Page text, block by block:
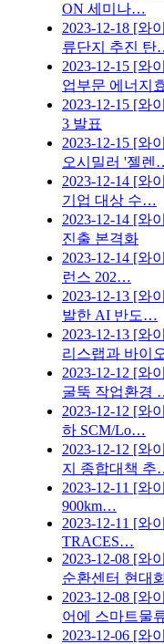
ON 세미나…
2023-12-18 [와
류단지 추진
2023-12-15 [와
업부문 에너지
2023-12-15 [와
3 발표
2023-12-15 [와
오시밀러 '젤렌
2023-12-14 [와
기업 대상 수…
2023-12-14 [와
진출 본격화
2023-12-14 [와
런스 202…
2023-12-13 [와
발한 AI 반도…
2023-12-13 [와
리스랩과 바이
2023-12-12 [와
굴뚝 작업환경
2023-12-12 [와
하 SCM/Lo…
2023-12-12 [와
지 종합대책
2023-12-11 [와
900km…
2023-12-11 [와
TRACES…
2023-12-08 [와
순환센터 현대
2023-12-08 [와
어에 스마트물
2023-12-06 [와